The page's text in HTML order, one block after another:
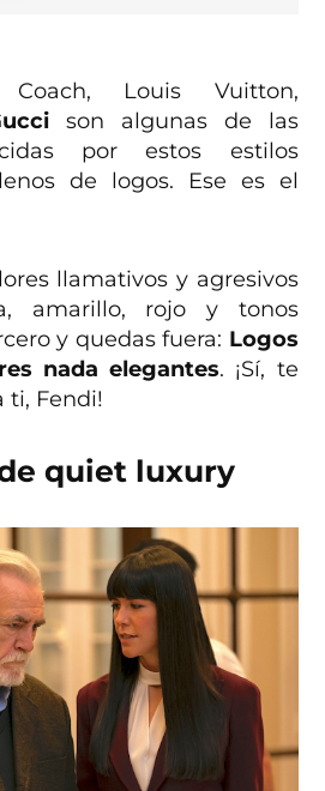
Louis Vuitton,
son algunas de las
por estos estilos
de logos. Ese es el
llamativos y agresivos
amarillo, rojo y tonos
y quedas fuera: Logos
nada elegantes. ¡Sí, te
ti, Fendi!
quiet luxury